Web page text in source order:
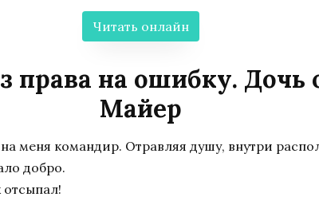
Читать онлайн
права на ошибку. Дочь
Майер
меня командир. Отравляя душу, внутри
добро.